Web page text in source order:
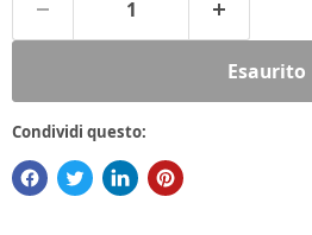
Esaurito
Condividi questo: